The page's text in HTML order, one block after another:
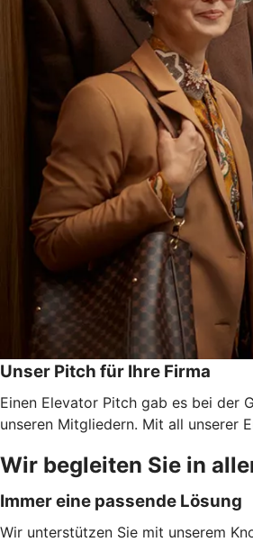
Unser Pitch für Ihre Firma
Einen Elevator Pitch gab es bei der
unseren Mitgliedern. Mit all unserer
Wir begleiten Sie in
Immer eine passende Lösung
Wir unterstützen Sie mit unserem